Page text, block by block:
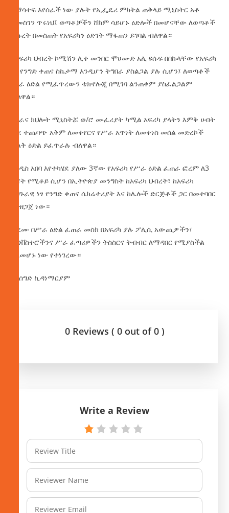
በማሳተፍ እየሰራች ነው ያሉት የኢፌዴሪ ምክትል ጠቅላይ ሚኒስትር አቶ
ተመስገን ጥሩነህ፤ ወጣቶቻችን ሸክም ሳይሆኑ ዕድሎች በመሆናቸው ለወጣቶች
ትኩረት በመስጠት የአፍሪካን ዕድገት ማፋጠን ይገባል ብለዋል።
የአፍሪካ ህብረት ኮሚሽን ሊቀ መንበር ሞሀሙድ አሊ ዩሱፍ በበኩላቸው የአፍሪካ
ነፃ የንግድ ቀጠና ስኬታማ እንዲሆን ትግበራ ያስልጋል ያሉ ሲሆን፤ ለወጣቶች
የስራ ዕድል የሚፈጥረውን ቴክኖሎጂ በሚገባ ልንጠቀም ያስፈልጋልም
ብለዋል።
የስራና ክህሎት ሚኒስትሯ ወ/ሮ ሙፈሪያት ካሚል አፍሪካ ያላትን እምቅ ሀብት
ወደ ተጨባጭ አቅም ለመቀየርና የሥራ አጥነት ለመቀነስ መሰል መድረኮች
ትልቅ ዕድል ይፈጥራሉ ብለዋል።
በአዲስ አበባ እየተካሄደ ያለው 3ኛው የአፍሪካ የሥራ ዕድል ፈጠራ ፎረም ለ3
ቀናት የሚቆይ ሲሆን በኢትዮጵያ መንግስት ከአፍሪካ ህብረት፣ ከአፍሪካ
አህጉራዊ ነፃ የንግድ ቀጠና ሴክሬተሪያት እና ከሌሎች ድርጅቶች ጋር በመተባበር
የተዘጋጀ ነው።
ፎረሙ በሥራ ዕድል ፈጠራ መስክ በአፍሪካ ያሉ ፖሊሲ አውጪዎችን፣
ኢንቨስተሮችንና ሥራ ፈጣሪዎችን ትስስርና ትብብር ለማዳበር የሚያስችል
ስለመሆኑ ነው የተነገረው።
በአሰግድ ኪዳነማርያም
0 Reviews ( 0 out of 0 )
Write a Review